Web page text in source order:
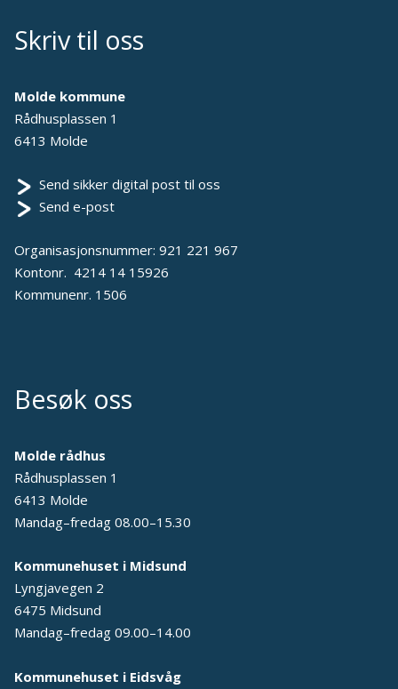
Skriv til oss
Molde kommune
Rådhusplassen 1
6413 Molde
Send sikker digital post til oss
Send e-post
Organisasjonsnummer: 921 221 967
Kontonr. 4214 14 15926
Kommunenr. 1506
Besøk oss
Molde rådhus
Rådhusplassen 1
6413 Molde
Mandag–fredag 08.00–15.30
Kommunehuset i Midsund
Lyngjavegen 2
6475 Midsund
Mandag–fredag 09.00–14.00
Kommunehuset i Eidsvåg